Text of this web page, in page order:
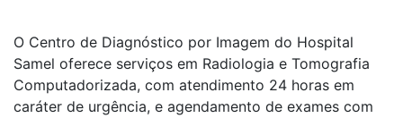
Manual do Paciente
ANS
O Centro de Diagnóstico por Imagem do Hospital
Samel oferece serviços em Radiologia e Tomografia
Computadorizada, com atendimento 24 horas em
caráter de urgência, e agendamento de exames com